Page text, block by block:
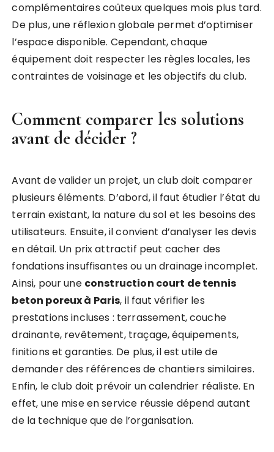
complémentaires coûteux quelques mois plus tard.
De plus, une réflexion globale permet d’optimiser
l’espace disponible. Cependant, chaque
équipement doit respecter les règles locales, les
contraintes de voisinage et les objectifs du club.
Comment comparer les solutions
avant de décider ?
Avant de valider un projet, un club doit comparer
plusieurs éléments. D’abord, il faut étudier l’état du
terrain existant, la nature du sol et les besoins des
utilisateurs. Ensuite, il convient d’analyser les devis
en détail. Un prix attractif peut cacher des
fondations insuffisantes ou un drainage incomplet.
Ainsi, pour une construction court de tennis
beton poreux à Paris, il faut vérifier les
prestations incluses : terrassement, couche
drainante, revêtement, traçage, équipements,
finitions et garanties. De plus, il est utile de
demander des références de chantiers similaires.
Enfin, le club doit prévoir un calendrier réaliste. En
effet, une mise en service réussie dépend autant
de la technique que de l’organisation.